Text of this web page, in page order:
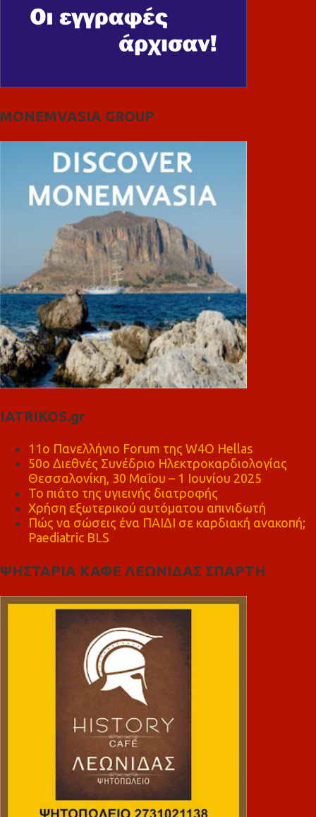
MONEMVASIA GROUP
IATRIKOS.gr
11ο Πανελλήνιο Forum της W4O Hellas
50ο Διεθνές Συνέδριο Ηλεκτροκαρδιολογίας
Θεσσαλονίκη, 30 Μαΐου – 1 Ιουνίου 2025
Το πιάτο της υγιεινής διατροφής
Χρήση εξωτερικού αυτόματου απινιδωτή
Πώς να σώσεις ένα ΠΑΙΔΙ σε καρδιακή ανακοπή;
Paediatric BLS
ΨΗΣΤΑΡΙΑ ΚΑΦΕ ΛΕΩΝΙΔΑΣ ΣΠΑΡΤΗ